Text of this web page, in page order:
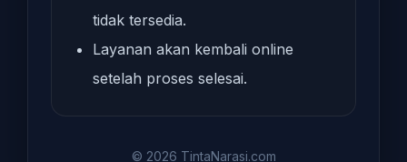
tidak tersedia.
Layanan akan kembali online
setelah proses selesai.
© 2026 TintaNarasi.com